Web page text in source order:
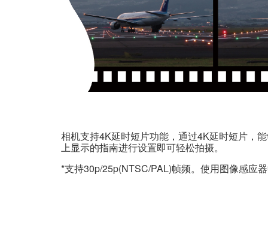
相机支持4K延时短片功能，通过4K延时短片，
上显示的指南进行设置即可轻松拍摄。
*支持30p/25p(NTSC/PAL)帧频。使用图像感应